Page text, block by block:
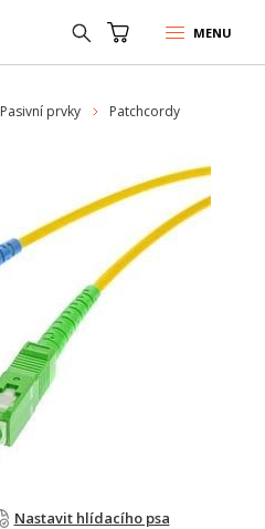
MENU
Pasivní prvky
Patchcordy
Nastavit hlídacího psa